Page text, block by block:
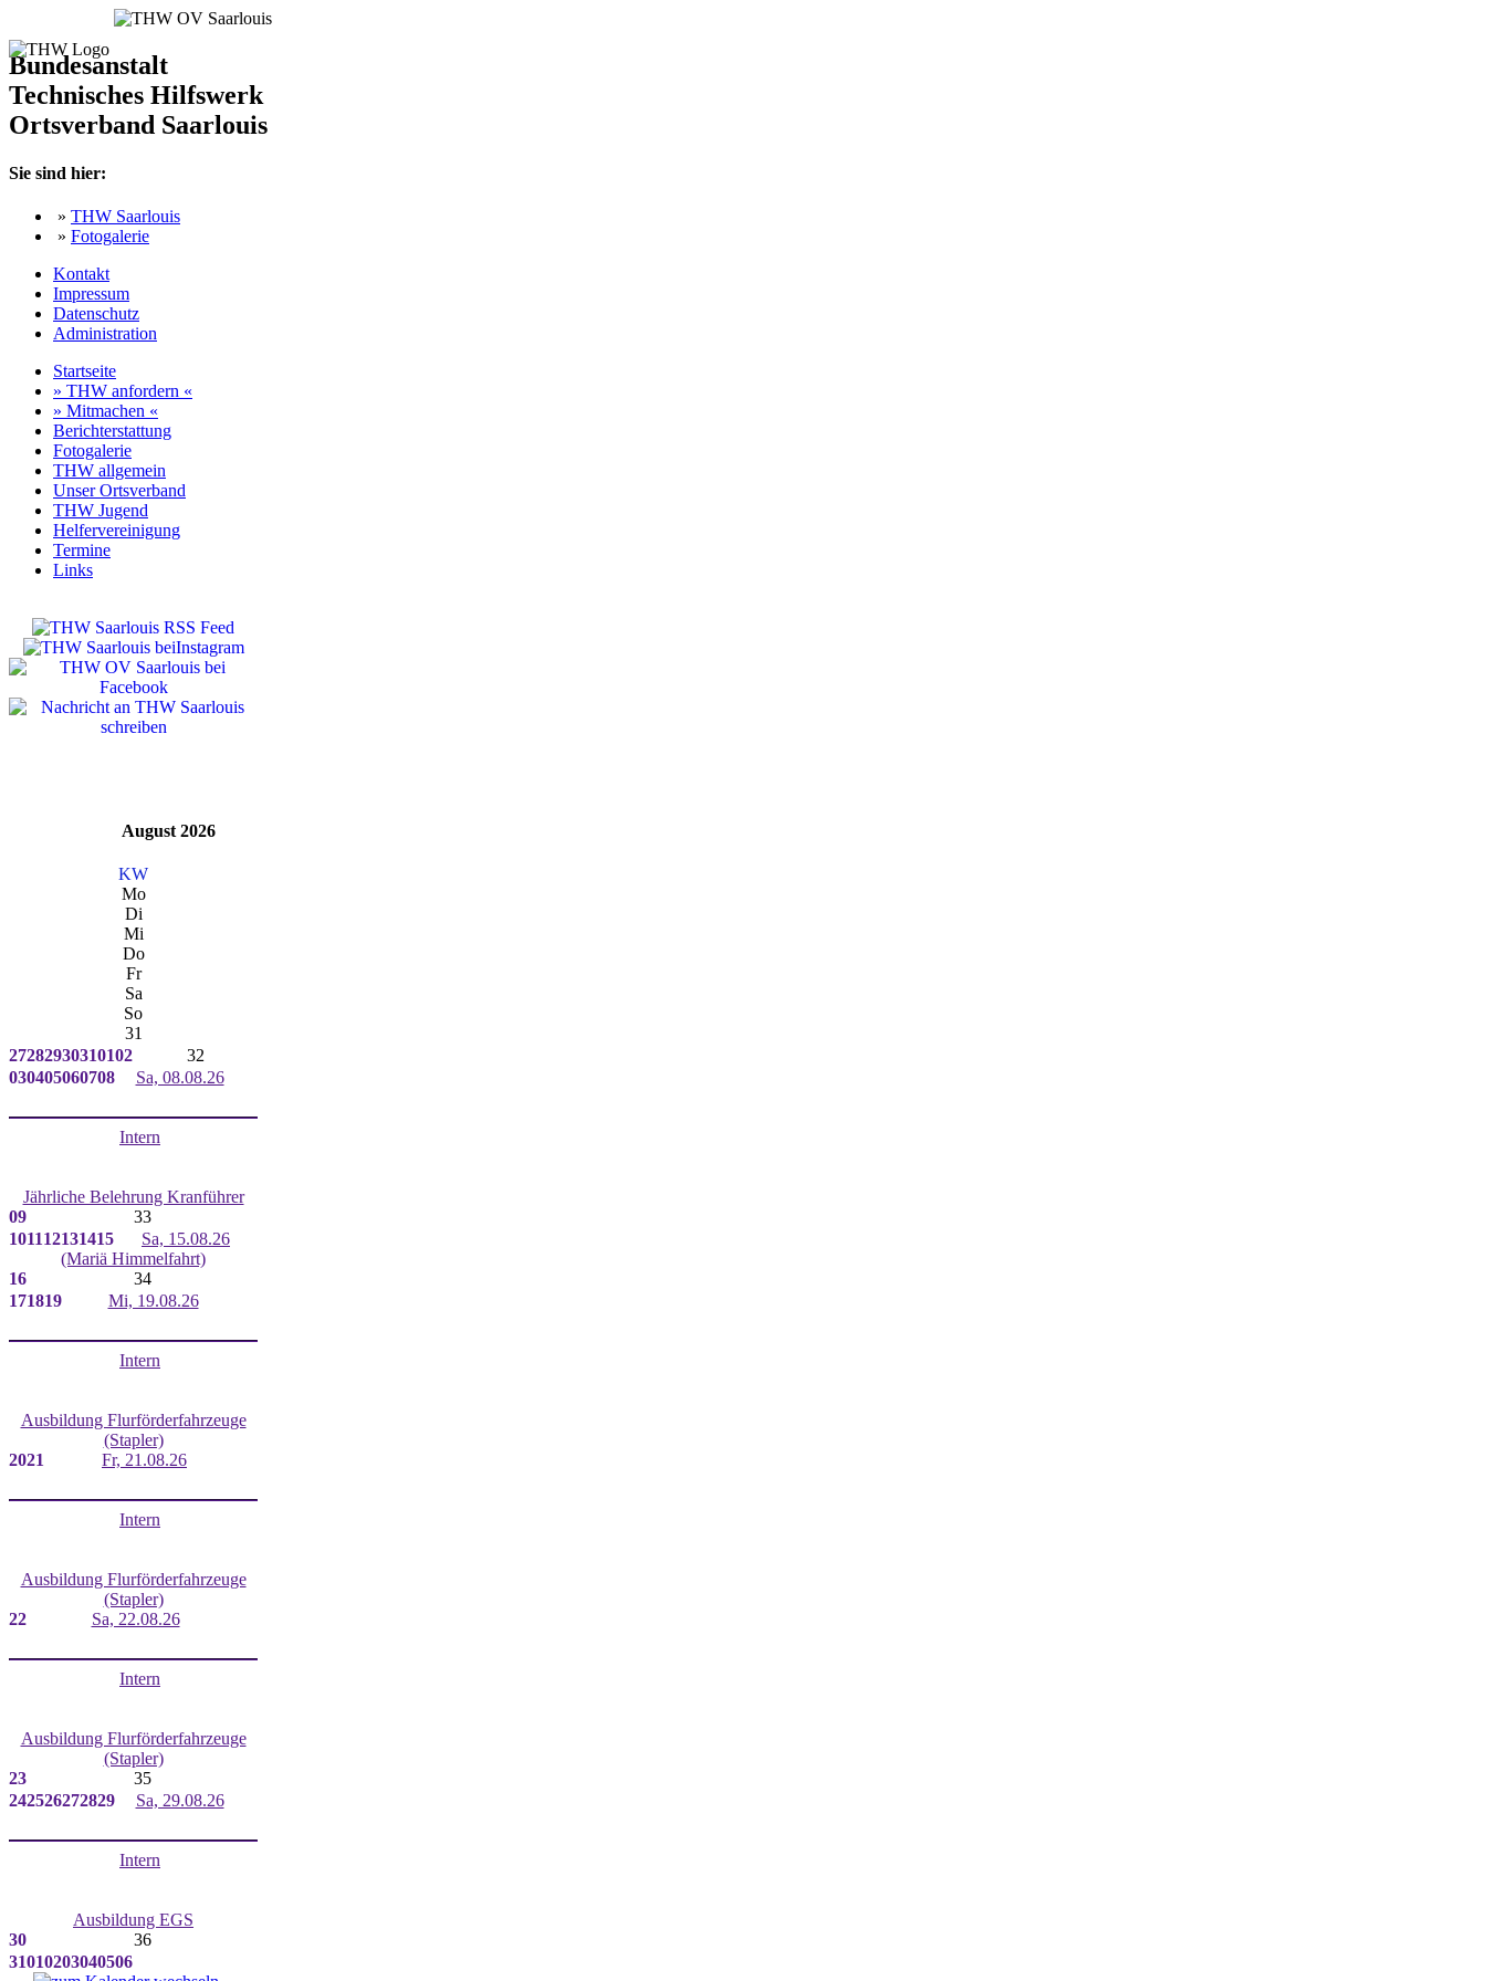
Bundesanstalt
Technisches Hilfswerk
Ortsverband Saarlouis
Sie sind hier:
» THW Saarlouis
» Fotogalerie
Kontakt
Impressum
Datenschutz
Administration
Startseite
» THW anfordern «
» Mitmachen «
Berichterstattung
Fotogalerie
THW allgemein
Unser Ortsverband
THW Jugend
Helfervereinigung
Termine
Links
August 2026
KW
Mo
Di
Mi
Do
Fr
Sa
So
31
27282930310102
32
030405060708 Sa, 08.08.26
Intern
Jährliche Belehrung Kranführer
09
33
101112131415
Sa, 15.08.26
(Mariä Himmelfahrt)
16
34
171819 Mi, 19.08.26
Intern
Ausbildung Flurförderfahrzeuge
(Stapler)
2021 Fr, 21.08.26
Intern
Ausbildung Flurförderfahrzeuge
(Stapler)
22
Sa, 22.08.26
Intern
Ausbildung Flurförderfahrzeuge
(Stapler)
23
35
242526272829 Sa, 29.08.26
Intern
Ausbildung EGS
30
36
31010203040506